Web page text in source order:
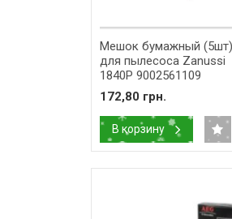
Мешок бумажный (5шт)
для пылесоса Zanussi
1840P 9002561109
172,80 грн.
В корзину